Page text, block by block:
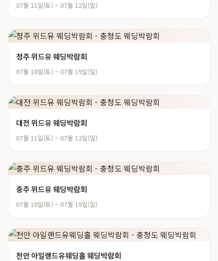
07월 11일(토) ~ 07월 12일(일)
청주 위드유 웨딩박람회
07월 18일(토) ~ 07월 19일(일)
대전 위드유 웨딩박람회
07월 11일(토) ~ 07월 12일(일)
충주 위드유 웨딩박람회
07월 18일(토) ~ 07월 19일(일)
천안 아일랜드유웨딩홀 웨딩박람회